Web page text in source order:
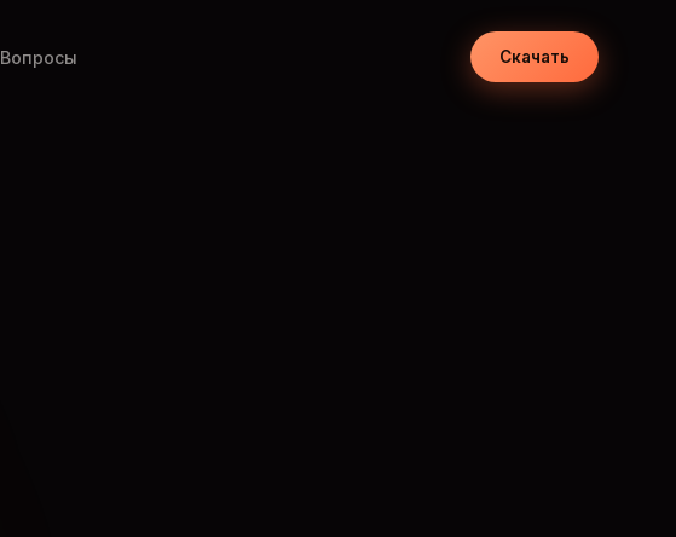
Вопросы Скачать